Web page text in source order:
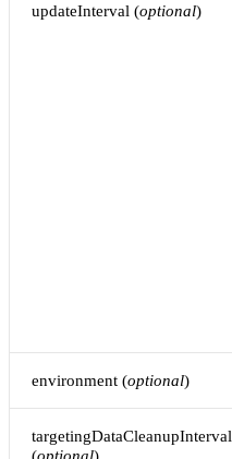
updateInterval (optional)
environment (optional)
targetingDataCleanupInterval